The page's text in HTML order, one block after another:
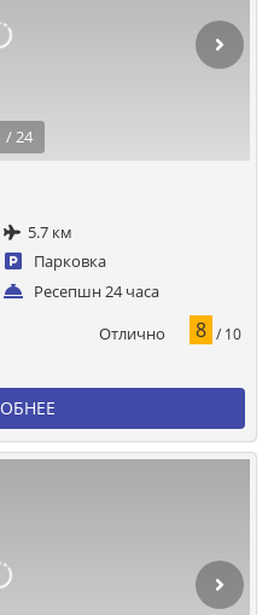
/ 24
5.7 км
Парковка
Ресепшн 24 часа
Отлично 8 / 10